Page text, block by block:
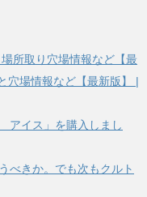
所取り穴場情報など【最
穴場情報など【最新版】 |
アイス」を購入しまし
べきか。でも次もクルト